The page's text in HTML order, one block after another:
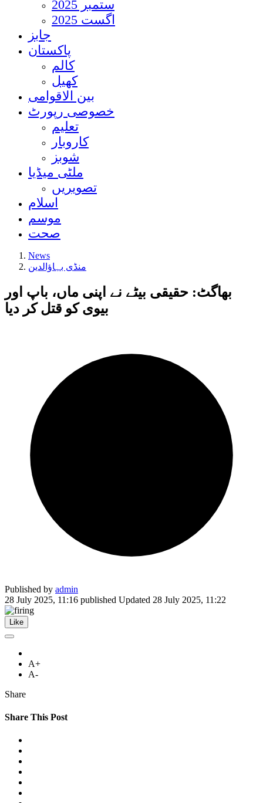
ستمبر 2025
اگست 2025
جابز
پاکستان
کالم
کھیل
بین الاقوامی
خصوصی رپورٹ
تعلیم
کاروبار
شوبز
ملٹی میڈیا
تصویریں
اسلام
موسم
صحت
News
منڈی بہاؤالدین
بھاگٹ: حقیقی بیٹے نے اپنی ماں، باپ اور
بیوی کو قتل کر دیا
Published by admin
28 July 2025, 11:16 published Updated 28 July 2025, 11:22
Like
A+
A-
Share
Share This Post